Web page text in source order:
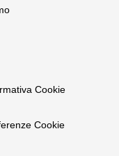
Cookie
Cookie